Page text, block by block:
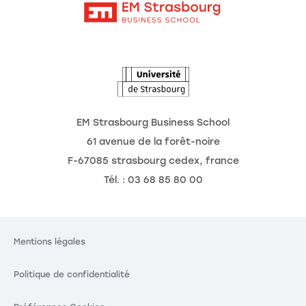
EM Strasbourg Business School
61 avenue de la forêt-noire
F-67085 strasbourg cedex, france
Tél. : 03 68 85 80 00
Mentions légales
Politique de confidentialité